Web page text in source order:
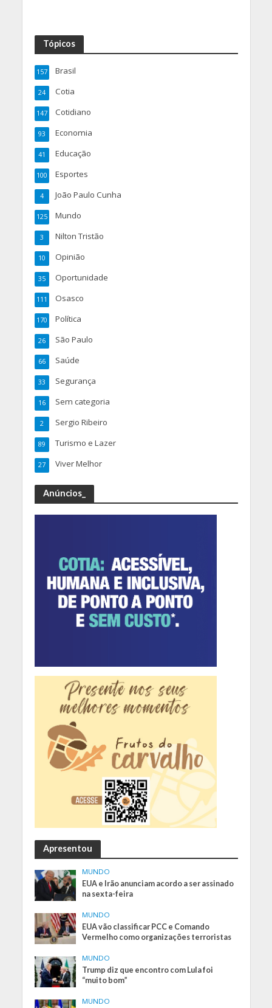
Tópicos
Brasil
157
Cotia
24
Cotidiano
147
Economia
93
Educação
41
Esportes
100
João Paulo Cunha
4
Mundo
125
Nilton Tristão
3
Opinião
10
Oportunidade
35
Osasco
111
Política
170
São Paulo
26
Saúde
66
Segurança
33
Sem categoria
16
Sergio Ribeiro
2
Turismo e Lazer
89
Viver Melhor
27
Anúncios_
Apresentou
MUNDO
EUA e Irão anunciam acordo a ser assinado
na sexta-feira
MUNDO
EUA vão classificar PCC e Comando
Vermelho como organizações terroristas
MUNDO
Trump diz que encontro com Lula foi
“muito bom”
MUNDO